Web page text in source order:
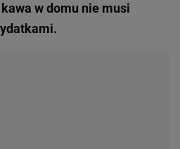
w domu nie musi